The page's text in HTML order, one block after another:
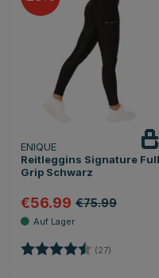
ENIQUE
Reitleggins Signature Full
Grip Schwarz
€56.99 €75.99
Bewertung: (27) 4.5 von 5